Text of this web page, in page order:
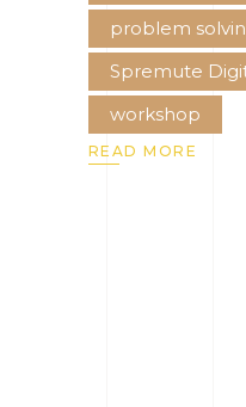
problem
Spremute
workshop
READ MORE